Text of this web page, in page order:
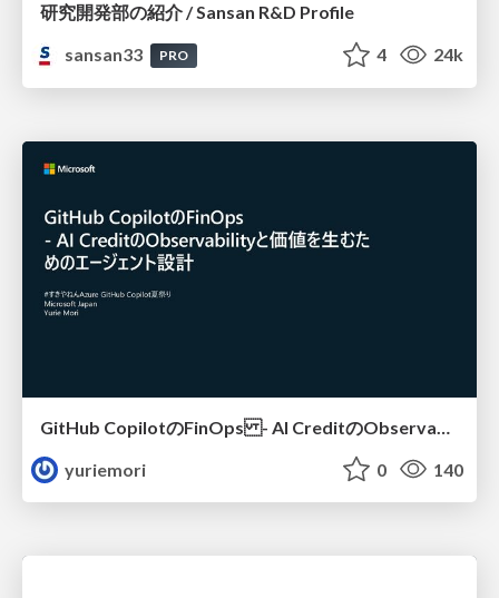
研究開発部の紹介 / Sansan R&D Profile
sansan33
PRO 4 24k
yuriemori
0 140